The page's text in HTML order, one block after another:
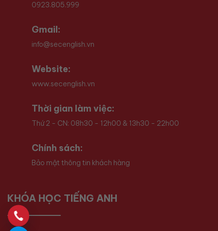
0923.805.999
Gmail:
info@secenglish.vn
Website:
www.secenglish.vn
Thời gian làm việc:
Thứ 2 - CN: 08h30 - 12h00 & 13h30 - 22h00
Chính sách:
Bảo mật thông tin khách hàng
KHÓA HỌC TIẾNG ANH